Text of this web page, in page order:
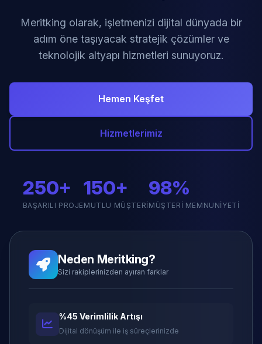
Meritking olarak, işletmenizi dijital dünyada bir
adım öne taşıyacak stratejik çözümler ve
teknolojik altyapı hizmetleri sunuyoruz.
Hemen Keşfet
Hizmetlerimiz
250+
BAŞARILI PROJE
150+
MUTLU MÜŞTERI
98%
MÜŞTERI MEMNUNIYETI
Neden Meritking?
Sizi rakiplerinizden ayıran farklar
%45 Verimlilik Artışı
Dijital dönüşüm ile iş süreçlerinizde